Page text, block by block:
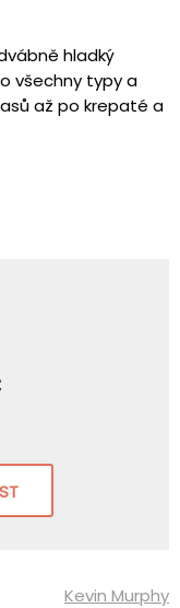
hladký
všechny typy a
až po krepaté a
Kevin Murphy